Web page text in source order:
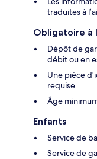
traduites à
Obligatoire à
Dépôt de
débit ou en
Une pièce
requise
Âge
Enfants
Service de
Service de